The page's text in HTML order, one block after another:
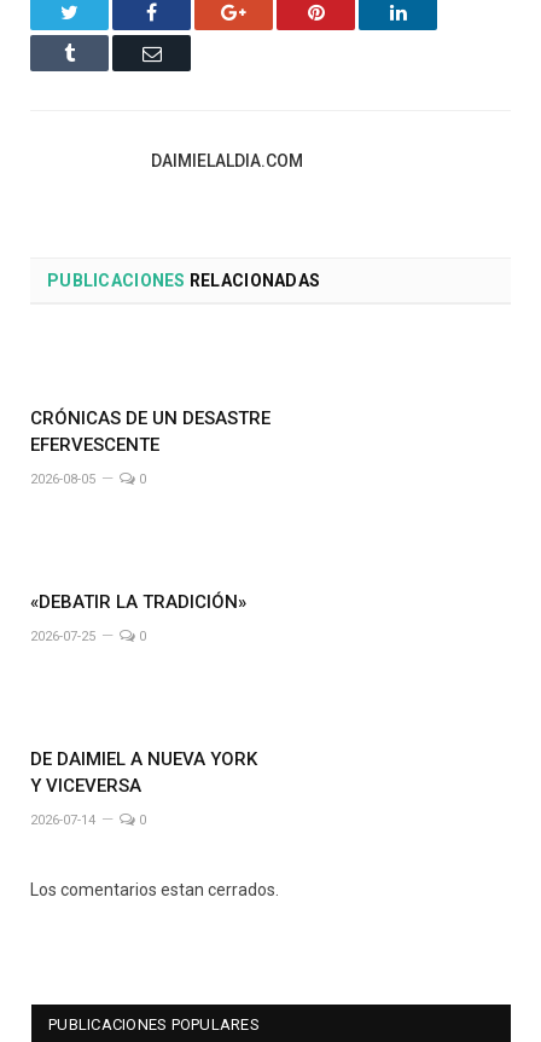
Facebook Google+ Pinterest LinkedIn
Tumblr Email
DAIMIELALDIA.COM
PUBLICACIONES RELACIONADAS
CRÓNICAS DE UN DESASTRE
EFERVESCENTE
2026-08-05 0
«DEBATIR LA TRADICIÓN»
2026-07-25 0
DE DAIMIEL A NUEVA YORK
Y VICEVERSA
2026-07-14 0
Los comentarios estan cerrados.
PUBLICACIONES POPULARES